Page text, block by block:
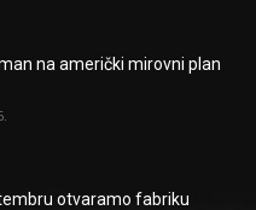
na američki mirovni plan
otvaramo fabriku